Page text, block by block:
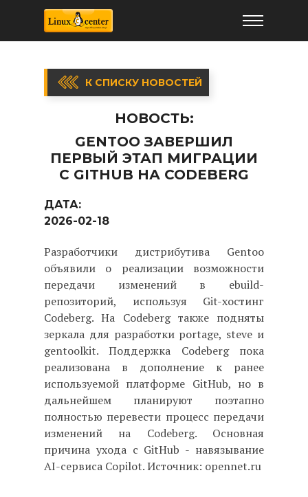
К СПИСКУ НОВОСТЕЙ
НОВОСТЬ:
GENTOO ЗАВЕРШИЛ
ПЕРВЫЙ ЭТАП МИГРАЦИИ
С GITHUB НА CODEBERG
ДАТА:
2026-02-18
Разработчики дистрибутива Gentoo
объявили о реализации возможности
передачи изменений в ebuild-
репозиторий, используя Git-хостинг
Codeberg. На Codeberg также подняты
зеркала для разработки portage, steve и
gentoolkit. Поддержка Codeberg пока
реализована в дополнение к ранее
используемой платформе GitHub, но в
дальнейшем планируют поэтапно
полностью перевести процесс передачи
изменений на Codeberg. Основная
причина ухода с GitHub - навязывание
AI-сервиса Copilot. Источник: opennet.ru